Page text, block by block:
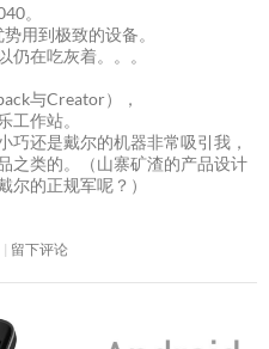
。
用到极致的设备。
仍在吃灰着。。。
与Creator），
工作站。
巧还是戴尔的机器非常吸引我，
之类的。（山寨矿渣的产品设计
尔的正规军呢？）
留下评论